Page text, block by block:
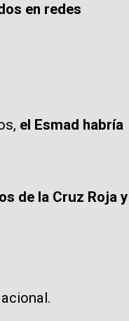
en redes
el Esmad habría
de la Cruz Roja y